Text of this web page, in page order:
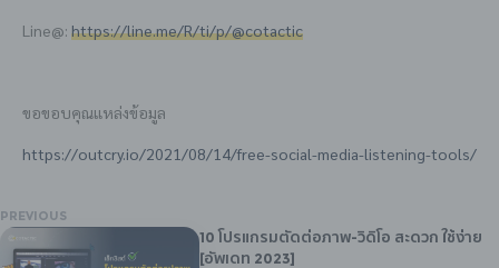
Line@: https://line.me/R/ti/p/@cotactic
ขอขอบคุณแหล่งข้อมูล
https://outcry.io/2021/08/14/free-social-media-listening-tools/
PREVIOUS
10 โปรแกรมตัดต่อภาพ-วิดิโอ สะดวก ใช้ง่าย
[อัพเดท 2023]